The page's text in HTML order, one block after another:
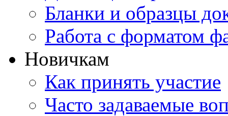
Бланки и образцы
Работа с форматом
Новичкам
Как принять участие
Часто задаваемые